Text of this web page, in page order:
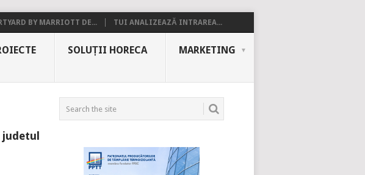
BY MARRIOTT DE... TUI ANALIZEAZĂ INTRAREA...
SOLUȚII HORECA MARKETING